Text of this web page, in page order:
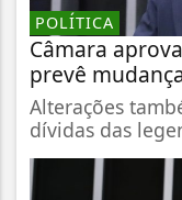
POLÍTICA
Câmara
prevê
Alterações
dívidas das